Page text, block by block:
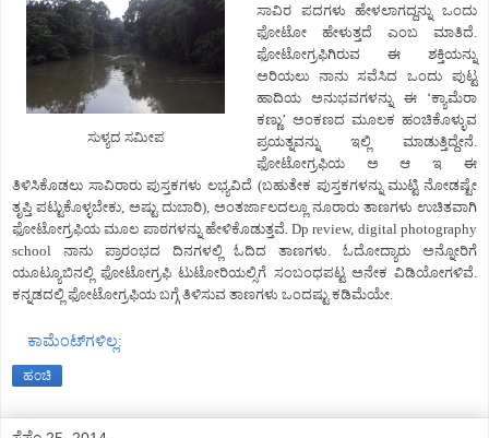
ಸುಳ್ಯದ ಸಮೀಪ
ಸಾವಿರ ಪದಗಳು ಹೇಳಲಾಗದ್ದನ್ನು ಒಂದು
ಫೋಟೋ ಹೇಳುತ್ತದೆ ಎಂಬ ಮಾತಿದೆ.
ಫೋಟೋಗ್ರಫಿಗಿರುವ ಈ ಶಕ್ತಿಯನ್ನು
ಅರಿಯಲು ನಾನು ಸವೆಸಿದ ಒಂದು ಪುಟ್ಟ
ಹಾದಿಯ ಅನುಭವಗಳನ್ನು ಈ ‘ಕ್ಯಾಮೆರಾ
ಕಣ್ಣು’ ಅಂಕಣದ ಮೂಲಕ ಹಂಚಿಕೊಳ್ಳುವ
ಪ್ರಯತ್ನವನ್ನು ಇಲ್ಲಿ ಮಾಡುತ್ತಿದ್ದೇನೆ.
ಫೋಟೋಗ್ರಫಿಯ ಅ ಆ ಇ ಈ
ತಿಳಿಸಿಕೊಡಲು ಸಾವಿರಾರು ಪುಸ್ತಕಗಳು ಲಭ್ಯವಿದೆ (ಬಹುತೇಕ ಪುಸ್ತಕಗಳನ್ನು ಮುಟ್ಟಿ ನೋಡಷ್ಟೇ
ತೃಪ್ತಿ ಪಟ್ಟುಕೊಳ್ಳಬೇಕು, ಅಷ್ಟು ದುಬಾರಿ), ಅಂತರ್ಜಾಲದಲ್ಲೂ ನೂರಾರು ತಾಣಗಳು ಉಚಿತವಾಗಿ
ಫೋಟೋಗ್ರಫಿಯ ಮೂಲ ಪಾಠಗಳನ್ನು ಹೇಳಿಕೊಡುತ್ತವೆ. Dp review, digital photography
school ನಾನು ಪ್ರಾರಂಭದ ದಿನಗಳಲ್ಲಿ ಓದಿದ ತಾಣಗಳು. ಓದೋದ್ಯಾರು ಅನ್ನೋರಿಗೆ
ಯೂಟ್ಯೂಬಿನಲ್ಲಿ ಫೋಟೋಗ್ರಫಿ ಟುಟೋರಿಯಲ್ಸಿಗೆ ಸಂಬಂಧಪಟ್ಟ ಅನೇಕ ವಿಡಿಯೋಗಳಿವೆ.
ಕನ್ನಡದಲ್ಲಿ ಫೋಟೋಗ್ರಫಿಯ ಬಗ್ಗೆ ತಿಳಿಸುವ ತಾಣಗಳು ಒಂದಷ್ಟು ಕಡಿಮೆಯೇ.
ಕಾಮೆಂಟ್‌ಗಳಿಲ್ಲ:
ಹಂಚಿ